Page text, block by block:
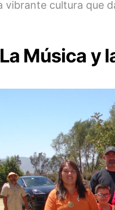
vibrante cultura que
La Música y